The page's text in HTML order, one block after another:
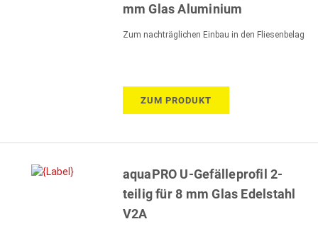
mm Glas Aluminium
Zum nachträglichen Einbau in den Fliesenbelag
ZUM PRODUKT
aquaPRO U-Gefälleprofil 2-
teilig für 8 mm Glas Edelstahl
V2A